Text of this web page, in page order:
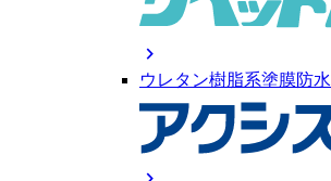
chevron_right
ウレタン樹脂系塗膜防水